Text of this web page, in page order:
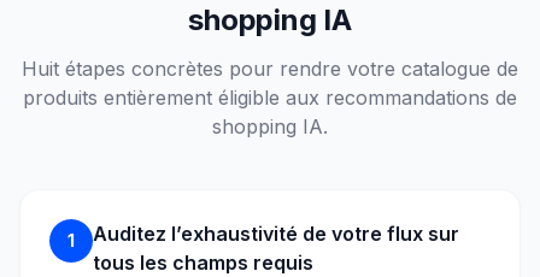
shopping IA
Huit étapes concrètes pour rendre votre catalogue de
produits entièrement éligible aux recommandations de
shopping IA.
1
Auditez l’exhaustivité de votre flux sur
tous les champs requis